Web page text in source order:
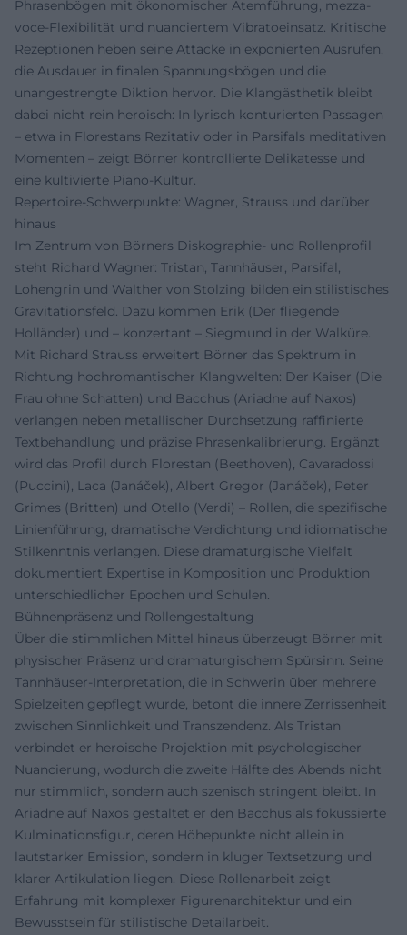
Phrasenbögen mit ökonomischer Atemführung, mezza-
voce-Flexibilität und nuanciertem Vibratoeinsatz. Kritische
Rezeptionen heben seine Attacke in exponierten Ausrufen,
die Ausdauer in finalen Spannungsbögen und die
unangestrengte Diktion hervor. Die Klangästhetik bleibt
dabei nicht rein heroisch: In lyrisch konturierten Passagen
– etwa in Florestans Rezitativ oder in Parsifals meditativen
Momenten – zeigt Börner kontrollierte Delikatesse und
eine kultivierte Piano-Kultur.
Repertoire-Schwerpunkte: Wagner, Strauss und darüber
hinaus
Im Zentrum von Börners Diskographie- und Rollenprofil
steht Richard Wagner: Tristan, Tannhäuser, Parsifal,
Lohengrin und Walther von Stolzing bilden ein stilistisches
Gravitationsfeld. Dazu kommen Erik (Der fliegende
Holländer) und – konzertant – Siegmund in der Walküre.
Mit Richard Strauss erweitert Börner das Spektrum in
Richtung hochromantischer Klangwelten: Der Kaiser (Die
Frau ohne Schatten) und Bacchus (Ariadne auf Naxos)
verlangen neben metallischer Durchsetzung raffinierte
Textbehandlung und präzise Phrasenkalibrierung. Ergänzt
wird das Profil durch Florestan (Beethoven), Cavaradossi
(Puccini), Laca (Janáček), Albert Gregor (Janáček), Peter
Grimes (Britten) und Otello (Verdi) – Rollen, die spezifische
Linienführung, dramatische Verdichtung und idiomatische
Stilkenntnis verlangen. Diese dramaturgische Vielfalt
dokumentiert Expertise in Komposition und Produktion
unterschiedlicher Epochen und Schulen.
Bühnenpräsenz und Rollengestaltung
Über die stimmlichen Mittel hinaus überzeugt Börner mit
physischer Präsenz und dramaturgischem Spürsinn. Seine
Tannhäuser-Interpretation, die in Schwerin über mehrere
Spielzeiten gepflegt wurde, betont die innere Zerrissenheit
zwischen Sinnlichkeit und Transzendenz. Als Tristan
verbindet er heroische Projektion mit psychologischer
Nuancierung, wodurch die zweite Hälfte des Abends nicht
nur stimmlich, sondern auch szenisch stringent bleibt. In
Ariadne auf Naxos gestaltet er den Bacchus als fokussierte
Kulminationsfigur, deren Höhepunkte nicht allein in
lautstarker Emission, sondern in kluger Textsetzung und
klarer Artikulation liegen. Diese Rollenarbeit zeigt
Erfahrung mit komplexer Figurenarchitektur und ein
Bewusstsein für stilistische Detailarbeit.